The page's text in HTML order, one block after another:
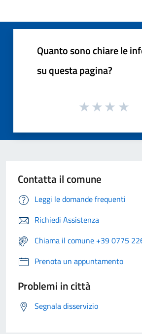
Quanto sono chiare le
su questa pagina?
Contatta il comune
Leggi le domande frequenti
Richiedi Assistenza
Chiama il comune +39 0775
Prenota un appuntamento
Problemi in città
Segnala disservizio